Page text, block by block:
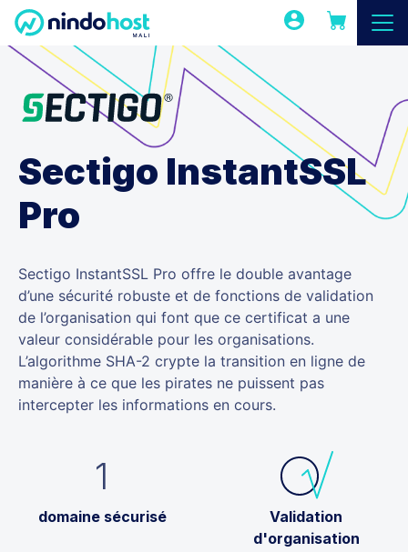
Sectigo InstantSSL
Pro
Sectigo InstantSSL Pro offre le double avantage
d’une sécurité robuste et de fonctions de validation
de l’organisation qui font que ce certificat a une
valeur considérable pour les organisations.
L’algorithme SHA-2 crypte la transition en ligne de
manière à ce que les pirates ne puissent pas
intercepter les informations en cours.
1
domaine sécurisé
Validation
d'organisation